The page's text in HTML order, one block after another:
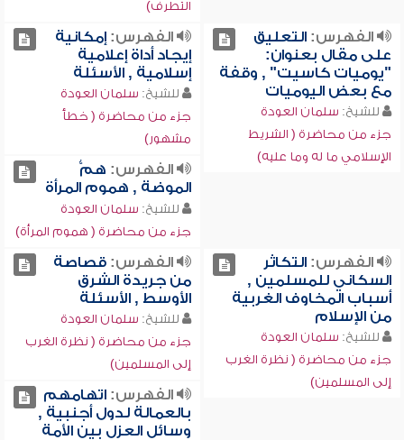
التطرف)
الفهرس:التعليق
على مقال بعنوان:
"يوميات كاسيت" , وقفة
مع بعض اليوميات
للشيخ: سلمان العودة
جزء من محاضرة ( الشريط
الإسلامي ما له وما عليه)
الفهرس:إمكانية
إيجاد أداة إعلامية
إسلامية , الأسئلة
للشيخ: سلمان العودة
جزء من محاضرة ( خطأ
مشهور)
الفهرس: همُّ
الموضة , هموم المرأة
للشيخ: سلمان العودة
جزء من محاضرة ( هموم المرأة)
الفهرس:التكاثر
السكاني للمسلمين ,
أسباب المخاوف الغربية
من الإسلام
للشيخ: سلمان العودة
جزء من محاضرة ( نظرة الغرب
إلى المسلمين)
الفهرس:قصاصة
من جريدة الشرق
الأوسط , الأسئلة
للشيخ: سلمان العودة
جزء من محاضرة ( نظرة الغرب
إلى المسلمين)
الفهرس:اتهامهم
بالعمالة لدول أجنبية ,
وسائل العزل بين الأمة